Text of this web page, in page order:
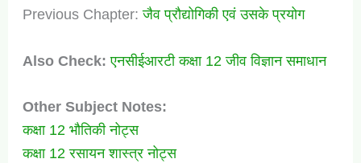
Previous Chapter:जैव प्रौद्योगिकी एवं उसके प्रयोग
Also Check: एनसीईआरटी कक्षा 12 जीव विज्ञान समाधान
Other Subject Notes:
कक्षा 12 भौतिकी नोट्स
कक्षा 12 रसायन शास्त्र नोट्स